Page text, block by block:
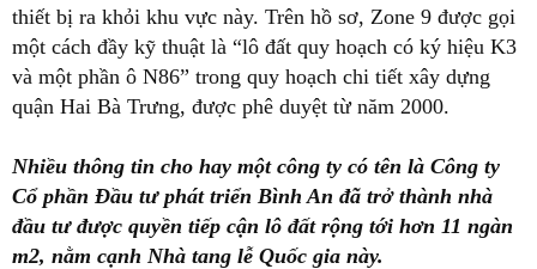
thiết bị ra khỏi khu vực này. Trên hồ sơ, Zone 9 được gọi
một cách đầy kỹ thuật là “lô đất quy hoạch có ký hiệu K3
và một phần ô N86” trong quy hoạch chi tiết xây dựng
quận Hai Bà Trưng, được phê duyệt từ năm 2000.
Nhiều thông tin cho hay một công ty có tên là Công ty
Cổ phần Đầu tư phát triển Bình An đã trở thành nhà
đầu tư được quyền tiếp cận lô đất rộng tới hơn 11 ngàn
m2, nằm cạnh Nhà tang lễ Quốc gia này.